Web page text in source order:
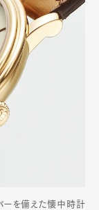
ーを備えた懐中時計